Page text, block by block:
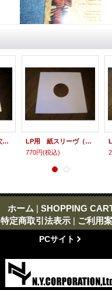
LP用 コート紙丸穴ジャケ
LP用 紙スリーヴ（レギュラー 四角の角） 5枚セット
770円(税込)
ホーム | SHOPPING
特定商取引法表示 | ご利用
PCサイト